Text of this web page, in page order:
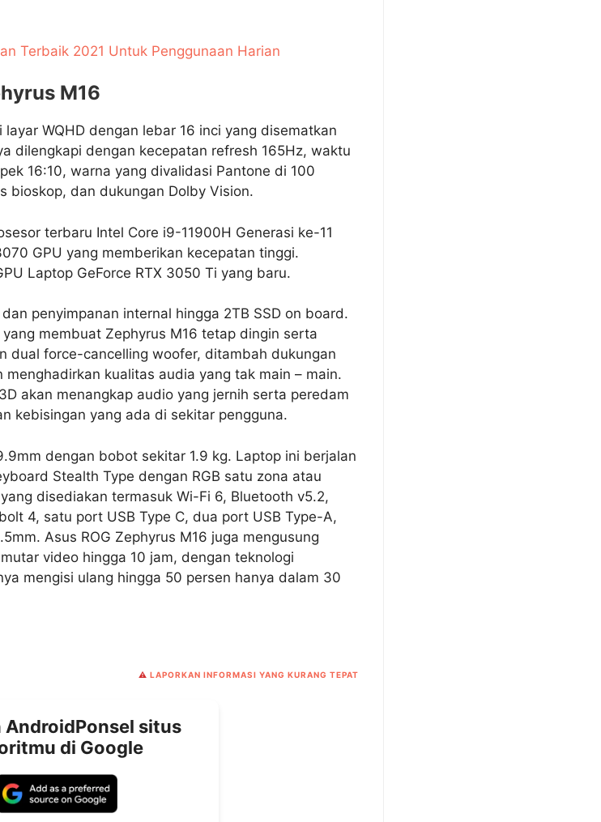
Terbaik 2021 Untuk Penggunaan Harian
M16
layar WQHD dengan lebar 16 inci yang disematkan
dilengkapi dengan kecepatan refresh 165Hz, waktu
16:10, warna yang divalidasi Pantone di 100
bioskop, dan dukungan Dolby Vision.
terbaru Intel Core i9-11900H Generasi ke-11
GPU yang memberikan kecepatan tinggi.
Laptop GeForce RTX 3050 Ti yang baru.
penyimpanan internal hingga 2TB SSD on board.
membuat Zephyrus M16 tetap dingin serta
dual force-cancelling woofer, ditambah dukungan
kualitas audia yang tak main – main.
akan menangkap audio yang jernih serta peredam
kebisingan yang ada di sekitar pengguna.
dengan bobot sekitar 1.9 kg. Laptop ini berjalan
Stealth Type dengan RGB satu zona atau
disediakan termasuk Wi-Fi 6, Bluetooth v5.2,
4, satu port USB Type C, dua port USB Type-A,
Asus ROG Zephyrus M16 juga mengusung
video hingga 10 jam, dengan teknologi
mengisi ulang hingga 50 persen hanya dalam 30
⚠️ LAPORKAN INFORMASI YANG KURANG TEPAT
AndroidPonsel situs
di Google